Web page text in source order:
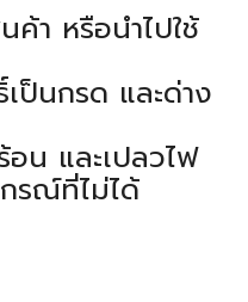
า หรือนำไปใช้
ป็นกรด และด่าง
อน และเปลวไฟ
รณ์ที่ไม่ได้